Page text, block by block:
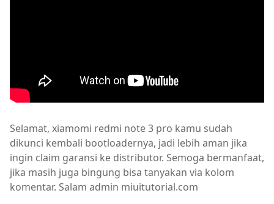
Selamat, xiamomi redmi note 3 pro kamu sudah
dikunci kembali bootloadernya, jadi lebih aman jika
ingin claim garansi ke distributor. Semoga bermanfaat,
jika masih juga bingung bisa tanyakan via kolom
komentar. Salam admin miuitutorial.com